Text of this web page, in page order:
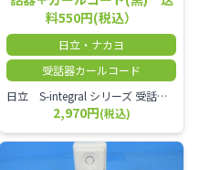
料550円(税込）
日立・ナカヨ
受話器カールコード
日立 S-integral シリーズ 受話器＋カールコード セット（黒）／本商品は中古品となります。 写真では分かりにくいキズ・汚れなどの使用感があります。 経年変化で日焼けの色味が強くなる場合がございます。 予めご理解・ご了承頂きますようお願いいたします。
2,970円(税込)